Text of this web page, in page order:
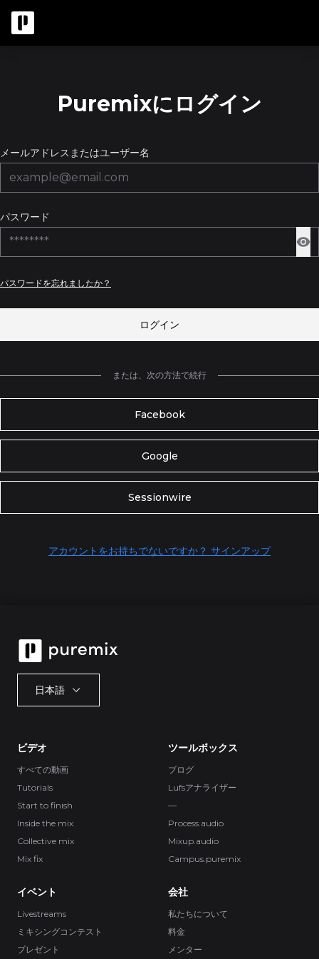
Puremixにログイン
メールアドレスまたはユーザー名
パスワード
パスワードを忘れましたか？
ログイン
または、次の方法で続行
Facebook
Google
Sessionwire
アカウントをお持ちでないですか？ サインアップ
日本語
ビデオ
すべての動画
Tutorials
Start to finish
Inside the mix
Collective mix
Mix fix
ツールボックス
ブログ
Lufsアナライザー
—
Process.audio
Mixup.audio
Campus.puremix
イベント
Livestreams
ミキシングコンテスト
プレゼント
会社
私たちについて
料金
メンター